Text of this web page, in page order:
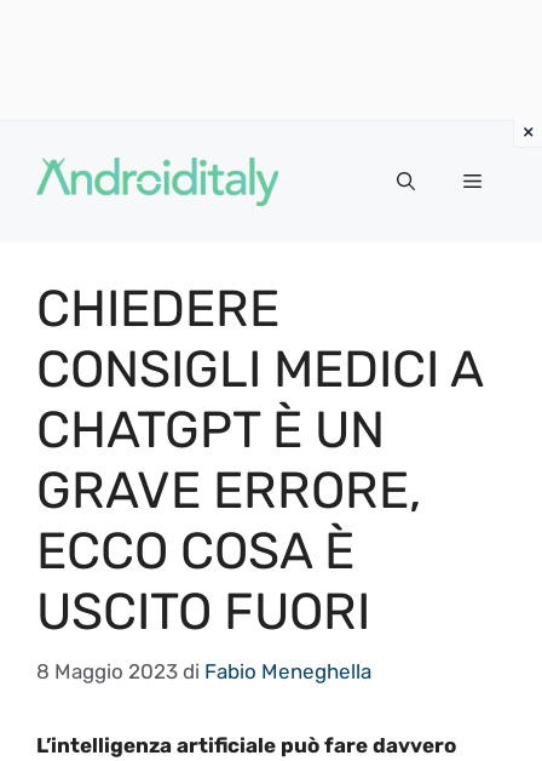
contenuto
MENU
CHIEDERE
CONSIGLI MEDICI A
CHATGPT È UN
GRAVE ERRORE,
ECCO COSA È
USCITO FUORI
8 Maggio 2023 di Fabio Meneghella
L’intelligenza artificiale può fare davvero